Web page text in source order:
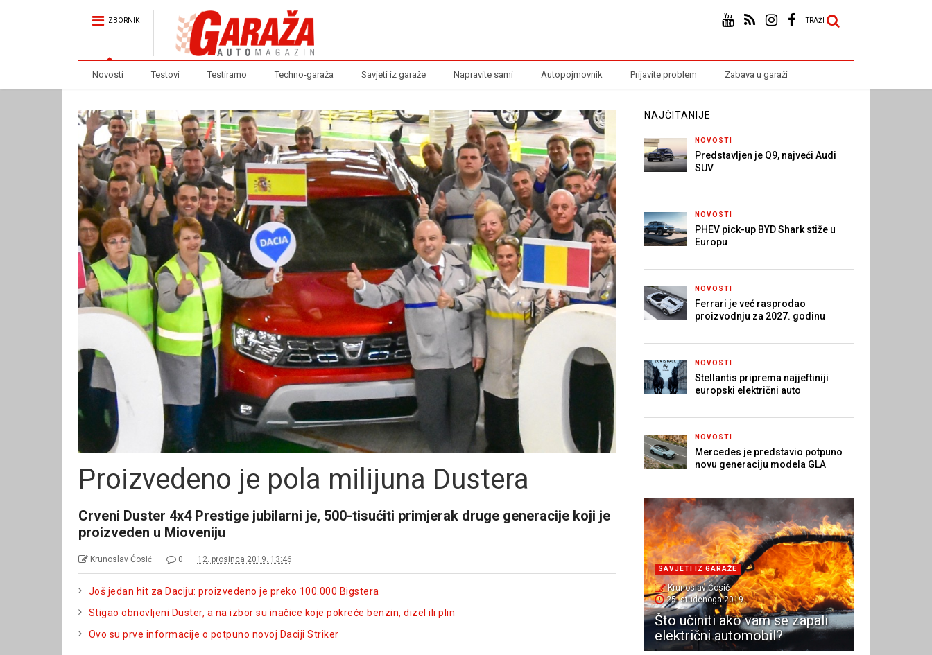
IZBORNIK TRAŽI
Novosti Testovi Testiramo Techno-garaža Savjeti iz garaže Napravite sami Autopojmovnik Prijavite problem Zabava u garaži
Proizvedeno je pola milijuna Dustera
Crveni Duster 4x4 Prestige jubilarni je, 500-tisućiti primjerak druge generacije koji je
proizveden u Mioveniju
Krunoslav Ćosić 0 12. prosinca 2019. 13:46
Još jedan hit za Daciju: proizvedeno je preko 100.000 Bigstera
Stigao obnovljeni Duster, a na izbor su inačice koje pokreće benzin, dizel ili plin
Ovo su prve informacije o potpuno novoj Daciji Striker
NAJČITANIJE
NOVOSTI
Predstavljen je Q9, najveći Audi
SUV
NOVOSTI
PHEV pick-up BYD Shark stiže u
Europu
NOVOSTI
Ferrari je već rasprodao
proizvodnju za 2027. godinu
NOVOSTI
Stellantis priprema najjeftiniji
europski električni auto
NOVOSTI
Mercedes je predstavio potpuno
novu generaciju modela GLA
SAVJETI IZ GARAŽE
Krunoslav Ćosić
25. studenoga 2019.
Što učiniti ako vam se zapali
električni automobil?